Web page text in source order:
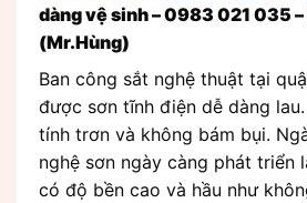
dàng vệ sinh –0983 021 035
(Mr.Hùng)
Ban công sắt nghệ thuật tại
được sơn tĩnh điện dễ dàng
tính trơn và không bám bụi.
nghệ sơn ngày càng phát triển
có độ bền cao và hầu như